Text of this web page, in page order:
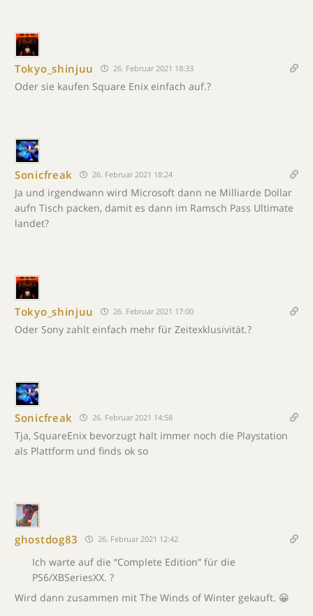
Tokyo_shinjuu 26. Februar 2021 18:33
Oder sie kaufen Square Enix einfach auf.?
Sonicfreak 26. Februar 2021 18:24
Ja und irgendwann wird Microsoft dann ne Milliarde Dollar
aufn Tisch packen, damit es dann im Ramsch Pass Ultimate
landet?
Tokyo_shinjuu 26. Februar 2021 17:00
Oder Sony zahlt einfach mehr für Zeitexklusivität.?
Sonicfreak 26. Februar 2021 14:58
Tja, SquareEnix bevorzugt halt immer noch die Playstation
als Plattform und finds ok so
ghostdog83 26. Februar 2021 12:42
Ich warte auf die “Complete Edition” für die
PS6/XBSeriesXX. ?
Wird dann zusammen mit The Winds of Winter gekauft. 😀